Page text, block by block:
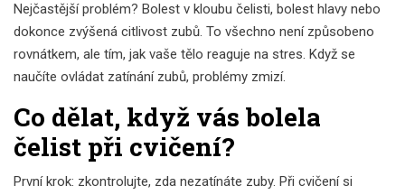
Nejčastější problém? Bolest v kloubu čelisti, bolest hlavy nebo
dokonce zvýšená citlivost zubů. To všechno není způsobeno
rovnátkem, ale tím, jak vaše tělo reaguje na stres. Když se
naučíte ovládat zatínání zubů, problémy zmizí.
Co dělat, když vás bolela
čelist při cvičení?
První krok: zkontrolujte, zda nezatínáte zuby. Při cvičení si